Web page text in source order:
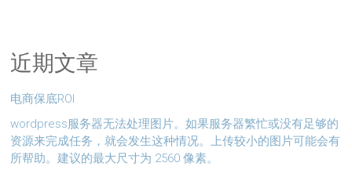
近期文章
电商保底ROI
wordpress服务器无法处理图片。如果服务器繁忙或没有足够的
资源来完成任务，就会发生这种情况。上传较小的图片可能会有
所帮助。建议的最大尺寸为 2560 像素。